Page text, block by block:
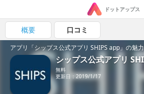
ドットアップス
概要 口コミ
アプリ「シップス公式アプリ SHIPS app」の魅力
シップス公式アプリ
無料
更新日：2019/1/17